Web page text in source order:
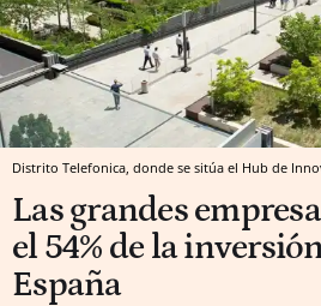
Distrito Telefonica, donde se sitúa el Hub de
Las grandes
el 54% de la
España